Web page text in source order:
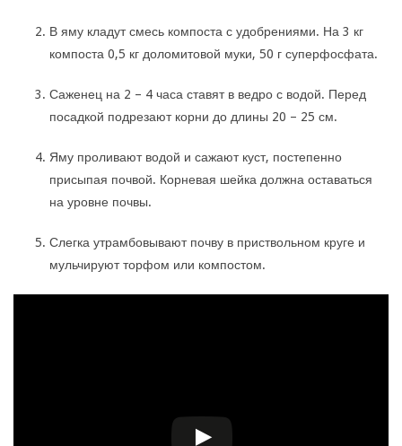
В яму кладут смесь компоста с удобрениями. На 3 кг
компоста 0,5 кг доломитовой муки, 50 г суперфосфата.
Саженец на 2 – 4 часа ставят в ведро с водой. Перед
посадкой подрезают корни до длины 20 – 25 см.
Яму проливают водой и сажают куст, постепенно
присыпая почвой. Корневая шейка должна оставаться
на уровне почвы.
Слегка утрамбовывают почву в приствольном круге и
мульчируют торфом или компостом.